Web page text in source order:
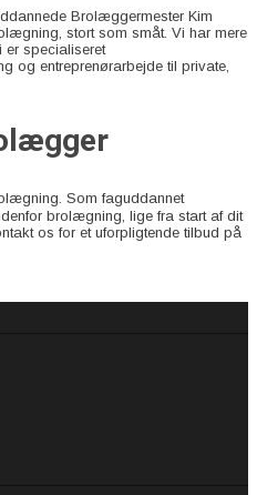
Brolæggermester Kim
stort som småt. Vi har mere
er specialiseret
og entreprenørarbejde til private,
Som faguddannet
brolægning, lige fra start af dit
os for et uforpligtende tilbud på